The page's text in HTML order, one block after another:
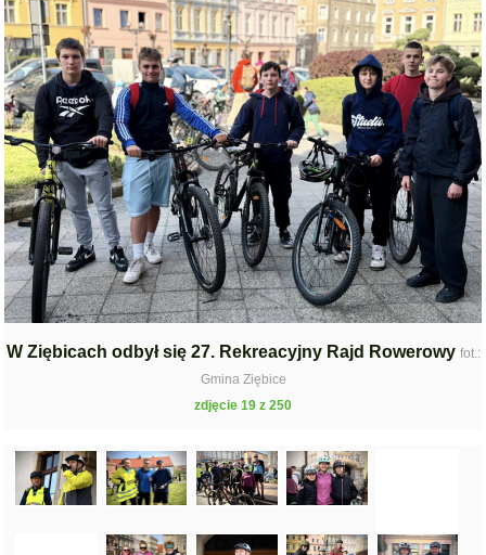
W Ziębicach odbył się 27. Rekreacyjny Rajd Rowerowy fot.:
Gmina Ziębice
zdjęcie 19 z 250